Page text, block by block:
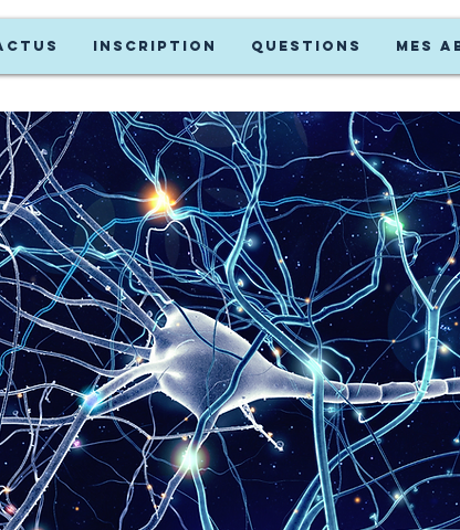
INSCRIPTION Questions Mes